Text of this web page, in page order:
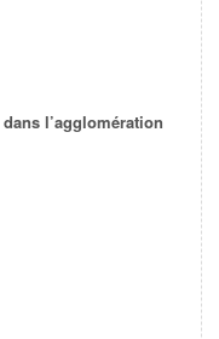
l’agglomération